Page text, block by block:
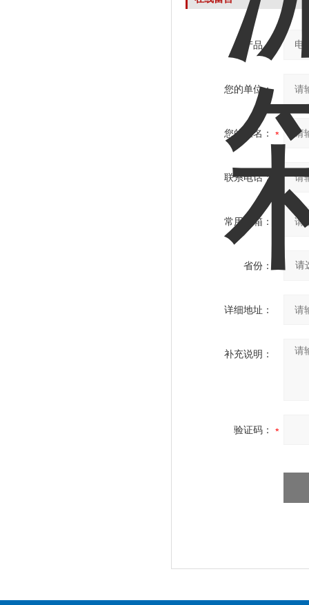
产品：
您的单位：
您的姓名：
联系电话：
常用邮箱：
省份：
详细地址：
补充说明：
验证码：